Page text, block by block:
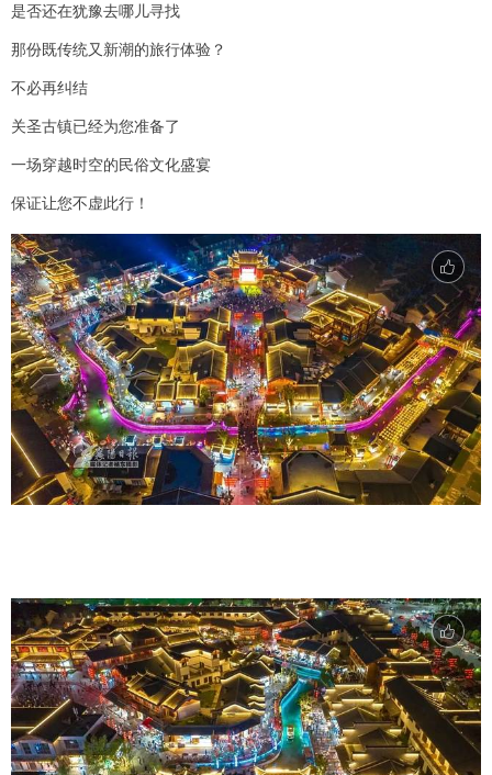
是否还在犹豫去哪儿寻找
那份既传统又新潮的旅行体验？
不必再纠结
关圣古镇已经为您准备了
一场穿越时空的民俗文化盛宴
保证让您不虚此行！